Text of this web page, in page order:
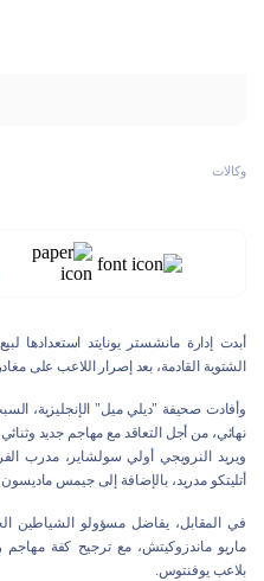
وكالات
أبدت إدارة مانشستر يونايتد استعدادها
الشتوية القادمة، بعد إصرار اللاعب على
وأفادت صحيفة "ديلي ميل" الإنجليزية،
نهائي، من أجل التعاقد مع مهاجم جديد
ويريد النرويجي أولي سولشاير، مدرب
أتليتكو مدريد، بالإضافة إلى جيمس
في المقابل، يفاضل مسؤولو الشياطين
ماريو ماندزوكيتش، مع ترجيح كفة
بلاعب يوفنتوس.